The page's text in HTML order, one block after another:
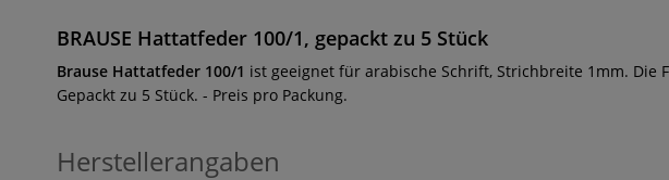
BRAUSE Hattatfeder 100/1, gepackt zu 5 Stück
Brause Hattatfeder 100/1 ist geeignet für arabische Schrift, Strichbreite 1mm.
Gepackt zu 5 Stück. - Preis pro Packung.
Herstellerangaben